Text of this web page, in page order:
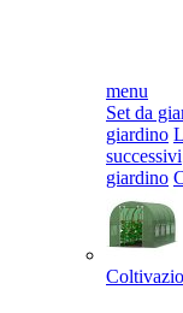
menu
Set da
giardino
successivi
giardino